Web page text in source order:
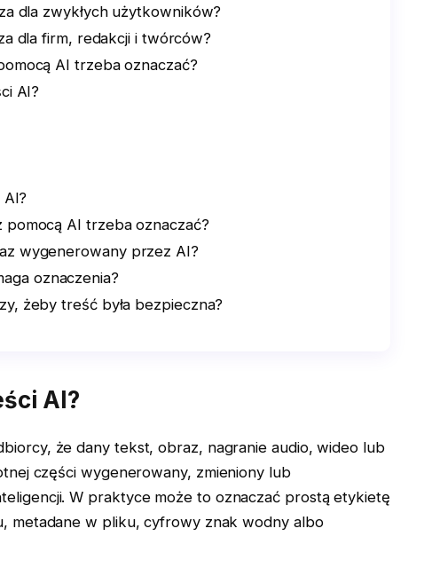
dla zwykłych użytkowników?
dla firm, redakcji i twórców?
AI trzeba oznaczać?
AI?
AI trzeba oznaczać?
wygenerowany przez AI?
oznaczenia?
żeby treść była bezpieczna?
AI?
że dany tekst, obraz, nagranie audio, wideo lub
części wygenerowany, zmieniony lub
W praktyce może to oznaczać prostą etykietę
metadane w pliku, cyfrowy znak wodny albo